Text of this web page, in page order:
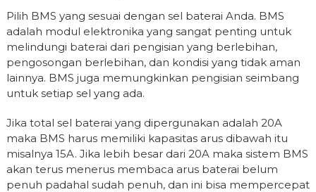
Pilih BMS yang sesuai dengan sel baterai Anda. BMS
adalah modul elektronika yang sangat penting untuk
melindungi baterai dari pengisian yang berlebihan,
pengosongan berlebihan, dan kondisi yang tidak aman
lainnya. BMS juga memungkinkan pengisian seimbang
untuk setiap sel yang ada.
Jika total sel baterai yang dipergunakan adalah 20A
maka BMS harus memiliki kapasitas arus dibawah itu
misalnya 15A. Jika lebih besar dari 20A maka sistem BMS
akan terus menerus membaca arus baterai belum
penuh padahal sudah penuh, dan ini bisa mempercepat